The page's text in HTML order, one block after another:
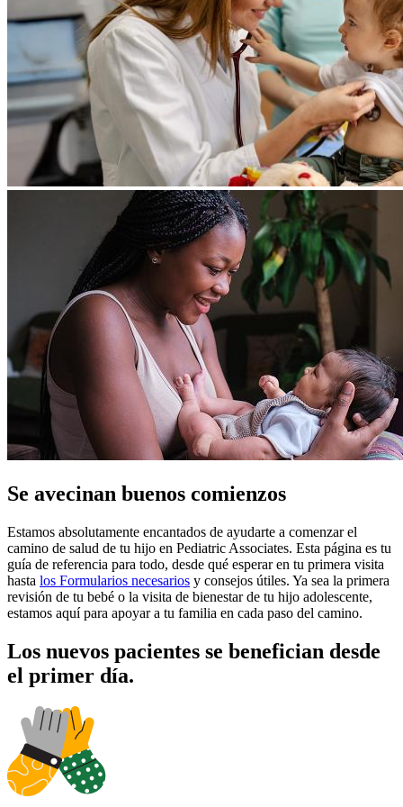
Se avecinan buenos comienzos
Estamos absolutamente encantados de ayudarte a comenzar el
camino de salud de tu hijo en Pediatric Associates. Esta página es tu
guía de referencia para todo, desde qué esperar en tu primera visita
hasta los Formularios necesarios y consejos útiles. Ya sea la primera
revisión de tu bebé o la visita de bienestar de tu hijo adolescente,
estamos aquí para apoyar a tu familia en cada paso del camino.
Los nuevos pacientes se benefician desde
el primer día.